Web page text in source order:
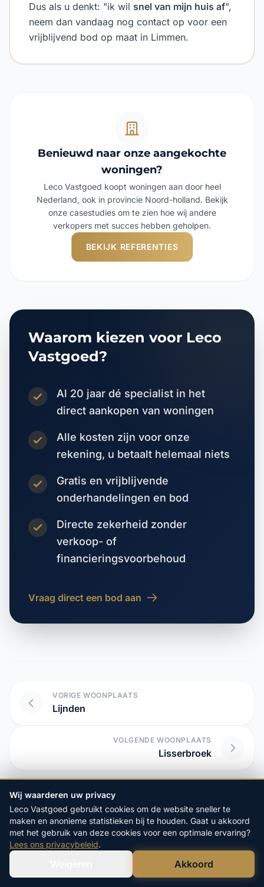
Dus als u denkt: "ik wil snel van mijn huis af",
neem dan vandaag nog contact op voor een
vrijblijvend bod op maat in Limmen.
Benieuwd naar onze aangekochte
woningen?
Leco Vastgoed koopt woningen aan door heel
Nederland, ook in provincie Noord-holland. Bekijk
onze casestudies om te zien hoe wij andere
verkopers met succes hebben geholpen.
BEKIJK REFERENTIES
Waarom kiezen voor Leco
Vastgoed?
Al 20 jaar dé specialist in het
direct aankopen van woningen
Alle kosten zijn voor onze
rekening, u betaalt helemaal niets
Gratis en vrijblijvende
onderhandelingen en bod
Directe zekerheid zonder
verkoop- of
financieringsvoorbehoud
Vraag direct een bod aan
VORIGE WOONPLAATS
Lijnden
VOLGENDE WOONPLAATS
Lisserbroek
Start hier uw vrijblijvende
aanvraag:
4.9/5op Google
Bel Ons Direct
Wij waarderen uw privacy
Leco Vastgoed gebruikt cookies om de website sneller te
maken en anonieme statistieken bij te houden. Gaat u akkoord
met het gebruik van deze cookies voor een optimale ervaring?
Lees ons privacybeleid.
Akkoord